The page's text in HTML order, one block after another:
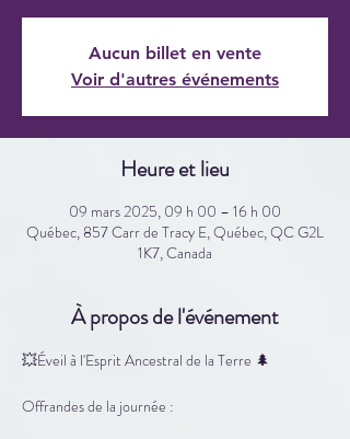
Aucun billet en vente
Voir d'autres événements
Heure et lieu
09 mars 2025, 09 h 00 – 16 h 00
Québec, 857 Carr de Tracy E, Québec, QC G2L
1K7, Canada
À propos de l'événement
💥Éveil à l'Esprit Ancestral de la Terre 🌲
Offrandes de la journée :